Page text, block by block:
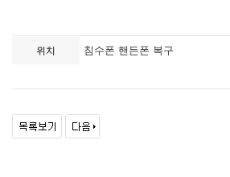
위치 침수폰 핸든폰 복구